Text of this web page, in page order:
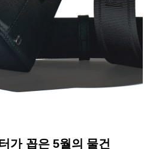
가 꼽은 5월의 물건